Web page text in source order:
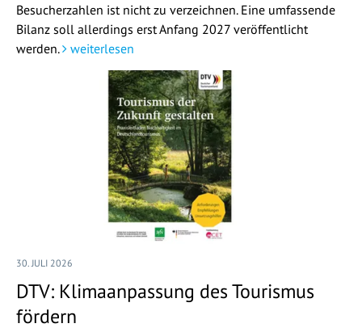
Besucherzahlen ist nicht zu verzeichnen. Eine umfassende
Bilanz soll allerdings erst Anfang 2027 veröffentlicht
werden.
weiterlesen
30. JULI 2026
DTV: Klimaanpassung des Tourismus
fördern